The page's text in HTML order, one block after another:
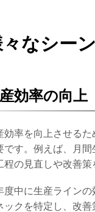
なシー
効率の向上
効率を向上させる
です。例えば、月間
程の見直しや改善策
度中に生産ライン
ックを特定し、改